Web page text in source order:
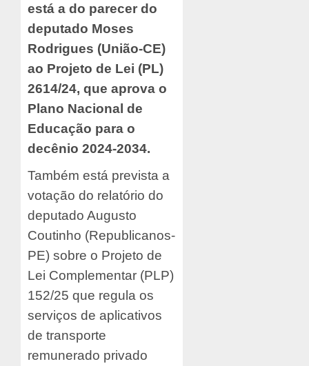
está a do parecer do
deputado Moses
Rodrigues (União-CE)
ao Projeto de Lei (PL)
2614/24, que aprova o
Plano Nacional de
Educação para o
decênio 2024-2034.
Também está prevista a
votação do relatório do
deputado Augusto
Coutinho (Republicanos-
PE) sobre o Projeto de
Lei Complementar (PLP)
152/25 que regula os
serviços de aplicativos
de transporte
remunerado privado